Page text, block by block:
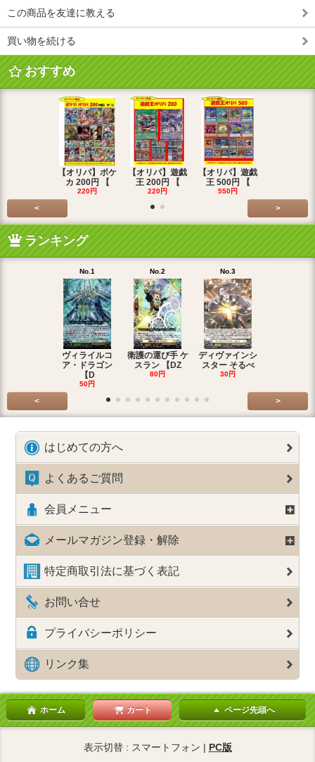
この商品を友達に教える
買い物を続ける
おすすめ
【オリパ】ポケ
カ 200円 【
220円
【オリパ】遊戯
王 200円 【
220円
【オリパ】遊戯
王 500円 【
550円
< >
ランキング
No.1
ヴィライルコ
ア・ドラゴン
【D
50円
No.2
衛護の運び手 ケ
スラン 【DZ
80円
No.3
ディヴァインシ
スター そるべ
30円
< >
はじめての方へ
よくあるご質問
会員メニュー
メールマガジン登録・解除
特定商取引法に基づく表記
お問い合せ
プライバシーポリシー
リンク集
ホーム カート ページ先頭へ
表示切替 : スマートフォン | PC版